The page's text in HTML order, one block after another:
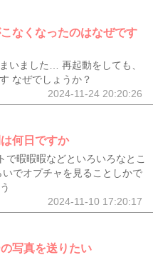
なくなったのはなぜです
いました… 再起動をしても、
なぜでしょうか？
2024-11-24 20:20:26
何日ですか
で暇暇暇などといろいろなとこ
でオプチャを見ることしかで
2024-11-10 17:20:17
写真を送りたい